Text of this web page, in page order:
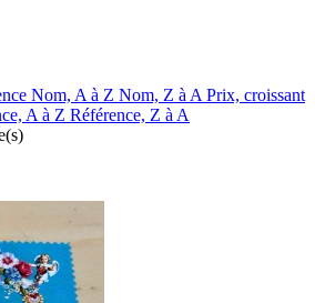
Nom, A à Z Nom, Z à APrix, croissant
A à Z Référence, Z à A